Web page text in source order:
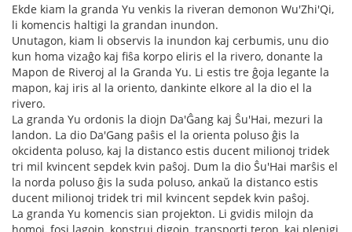
Ekde kiam la granda Yu venkis la riveran demonon Wu'Zhi'Qi,
li komencis haltigi la grandan inundon.
Unutagon, kiam li observis la inundon kaj cerbumis, unu dio
kun homa vizaĝo kaj fiŝa korpo eliris el la rivero, donante la
Mapon de Riveroj al la Granda Yu. Li estis tre ĝoja legante la
mapon, kaj iris al la oriento, dankinte elkore al la dio el la
rivero.
La granda Yu ordonis la diojn Da'Ĝang kaj Ŝu'Hai, mezuri la
landon. La dio Da'Gang paŝis el la orienta poluso ĝis la
okcidenta poluso, kaj la distanco estis ducent milionoj tridek
tri mil kvincent sepdek kvin paŝoj. Dum la dio Ŝu'Hai marŝis el
la norda poluso ĝis la suda poluso, ankaŭ la distanco estis
ducent milionoj tridek tri mil kvincent sepdek kvin paŝoj.
La granda Yu komencis sian projekton. Li gvidis milojn da
homoj, fosi lagojn, konstrui digojn, transporti teron, kaj plenigi